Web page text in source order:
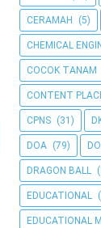
CERAMAH (5)
CHEMICAL
COCOK TANAM
CONTENT
CPNS (31)
DOA (79)
DRAGON BALL
EDUCATIONAL
EDUCATIONAL